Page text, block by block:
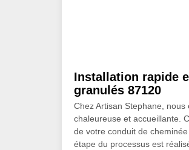
Installation rapide
granulés 87120
Chez Artisan Stephane,
chaleureuse et accueillante.
de votre conduit de
étape du processus est